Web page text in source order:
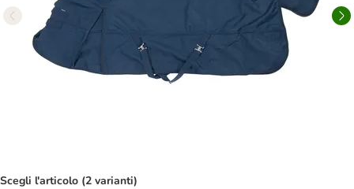
Scegli l'articolo (2 varianti)